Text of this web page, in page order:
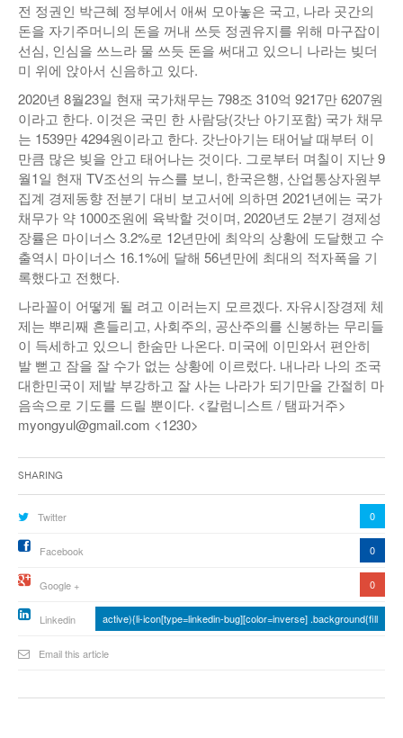
전 정권인 박근혜 정부에서 애써 모아놓은 국고, 나라 곳간의
돈을 자기주머니의 돈을 꺼내 쓰듯 정권유지를 위해 마구잡이
선심, 인심을 쓰느라 물 쓰듯 돈을 써대고 있으니 나라는 빚더
미 위에 앉아서 신음하고 있다.
2020년 8월23일 현재 국가채무는 798조 310억 9217만 6207원
이라고 한다. 이것은 국민 한 사람당(갓난 아기포함) 국가 채무
는 1539만 4294원이라고 한다. 갓난아기는 태어날 때부터 이
만큼 많은 빚을 안고 태어나는 것이다. 그로부터 며칠이 지난 9
월1일 현재 TV조선의 뉴스를 보니, 한국은행, 산업통상자원부
집계 경제동향 전분기 대비 보고서에 의하면 2021년에는 국가
채무가 약 1000조원에 육박할 것이며, 2020년도 2분기 경제성
장률은 마이너스 3.2%로 12년만에 최악의 상황에 도달했고 수
출역시 마이너스 16.1%에 달해 56년만에 최대의 적자폭을 기
록했다고 전했다.
나라꼴이 어떻게 될 려고 이러는지 모르겠다. 자유시장경제 체
제는 뿌리째 흔들리고, 사회주의, 공산주의를 신봉하는 무리들
이 득세하고 있으니 한숨만 나온다. 미국에 이민와서 편안히
발 뻗고 잠을 잘 수가 없는 상황에 이르렀다. 내나라 나의 조국
대한민국이 제발 부강하고 잘 사는 나라가 되기만을 간절히 마
음속으로 기도를 드릴 뿐이다. <칼럼니스트 / 탬파거주>
myongyul@gmail.com <1230>
Sharing
Twitter 0
Facebook 0
Google + 0
Linkedin active){li-icon[type=linkedin-bug][color=inverse] .background{fill
Email this article